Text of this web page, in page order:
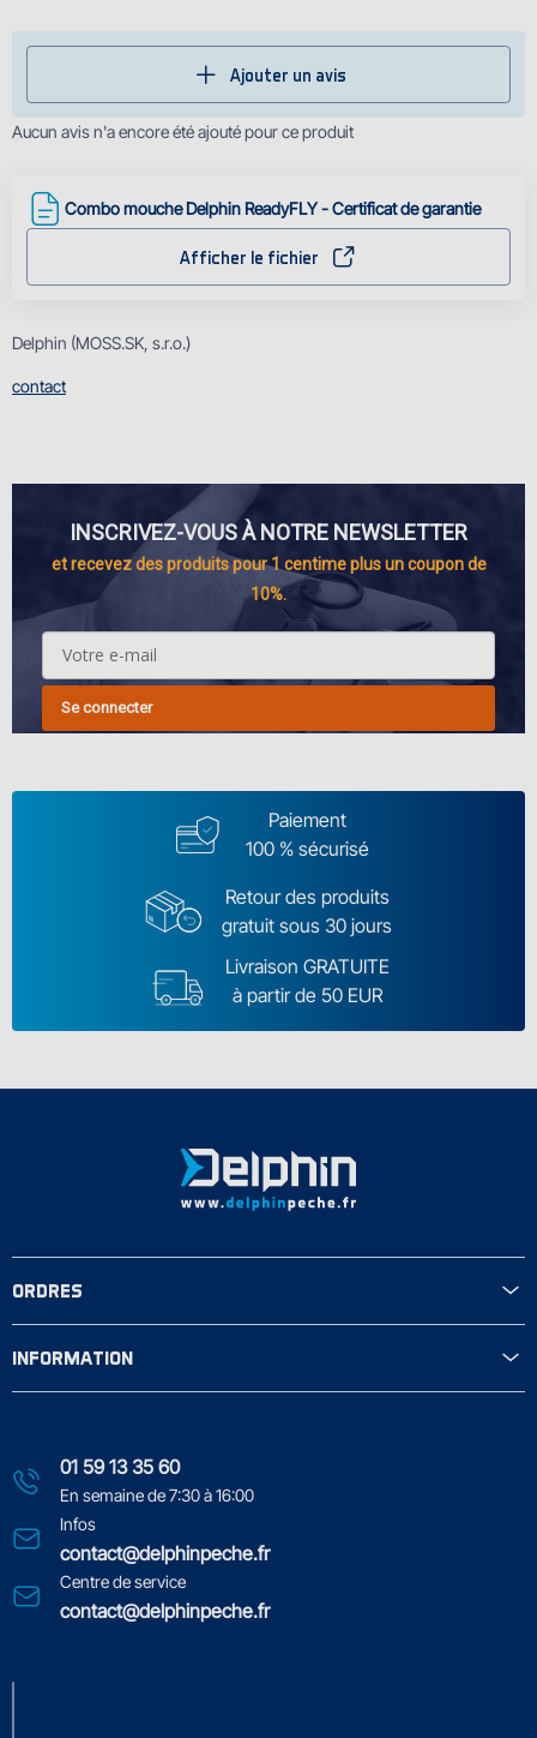
Ajouter un avis
Aucun avis n'a encore été ajouté pour ce produit
Combo mouche Delphin ReadyFLY - Certificat de garantie
Afficher le fichier
Delphin (MOSS.SK, s.r.o.)
contact
INSCRIVEZ-VOUS À NOTRE NEWSLETTER
et recevez des produits pour 1 centime plus un coupon de
10%.
Se connecter
Paiement
100 % sécurisé
Retour des produits
gratuit sous 30 jours
Livraison GRATUITE
à partir de 50 EUR
01 59 13 35 60
En semaine de 7:30 à 16:00
Infos
contact@delphinpeche.fr
Centre de service
contact@delphinpeche.fr
ORDRES
INFORMATION